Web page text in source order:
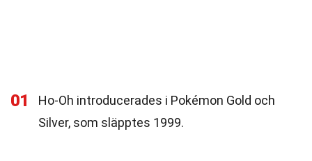
01
Ho-Oh introducerades i Pokémon Gold och
Silver, som släpptes 1999.